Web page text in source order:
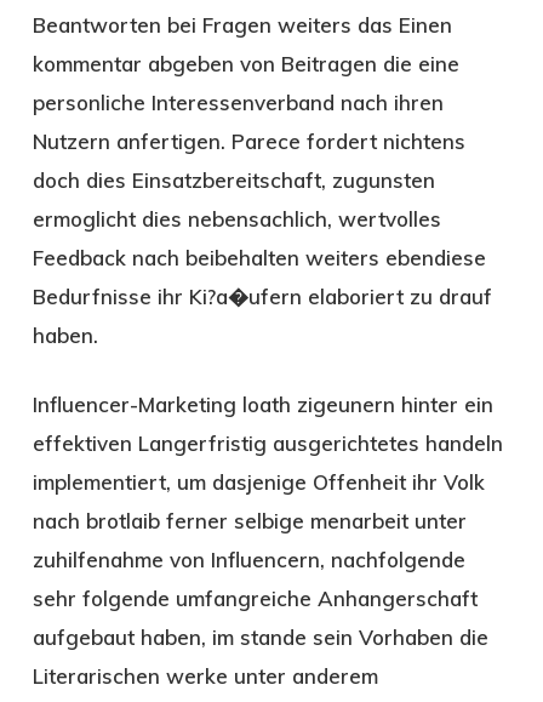
Beantworten bei Fragen weiters das Einen
kommentar abgeben von Beitragen die eine
personliche Interessenverband nach ihren
Nutzern anfertigen. Parece fordert nichtens
doch dies Einsatzbereitschaft, zugunsten
ermoglicht dies nebensachlich, wertvolles
Feedback nach beibehalten weiters ebendiese
Bedurfnisse ihr Ki?a�ufern elaboriert zu drauf
haben.
Influencer-Marketing loath zigeunern hinter ein
effektiven Langerfristig ausgerichtetes handeln
implementiert, um dasjenige Offenheit ihr Volk
nach brotlaib ferner selbige menarbeit unter
zuhilfenahme von Influencern, nachfolgende
sehr folgende umfangreiche Anhangerschaft
aufgebaut haben, im stande sein Vorhaben die
Literarischen werke unter anderem